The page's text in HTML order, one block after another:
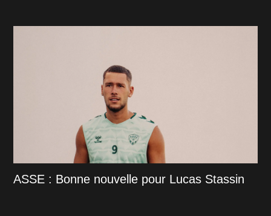
ASSE : Bonne nouvelle pour Lucas Stassin